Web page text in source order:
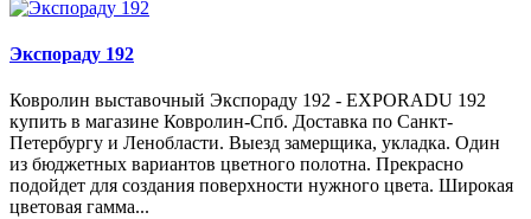
Экспораду 192
Ковролин выставочный Экспораду 192 - EXPORADU 192
купить в магазине Ковролин-Спб. Доставка по Санкт-
Петербургу и Ленобласти. Выезд замерщика, укладка. Один
из бюджетных вариантов цветного полотна. Прекрасно
подойдет для создания поверхности нужного цвета. Широкая
цветовая гамма...